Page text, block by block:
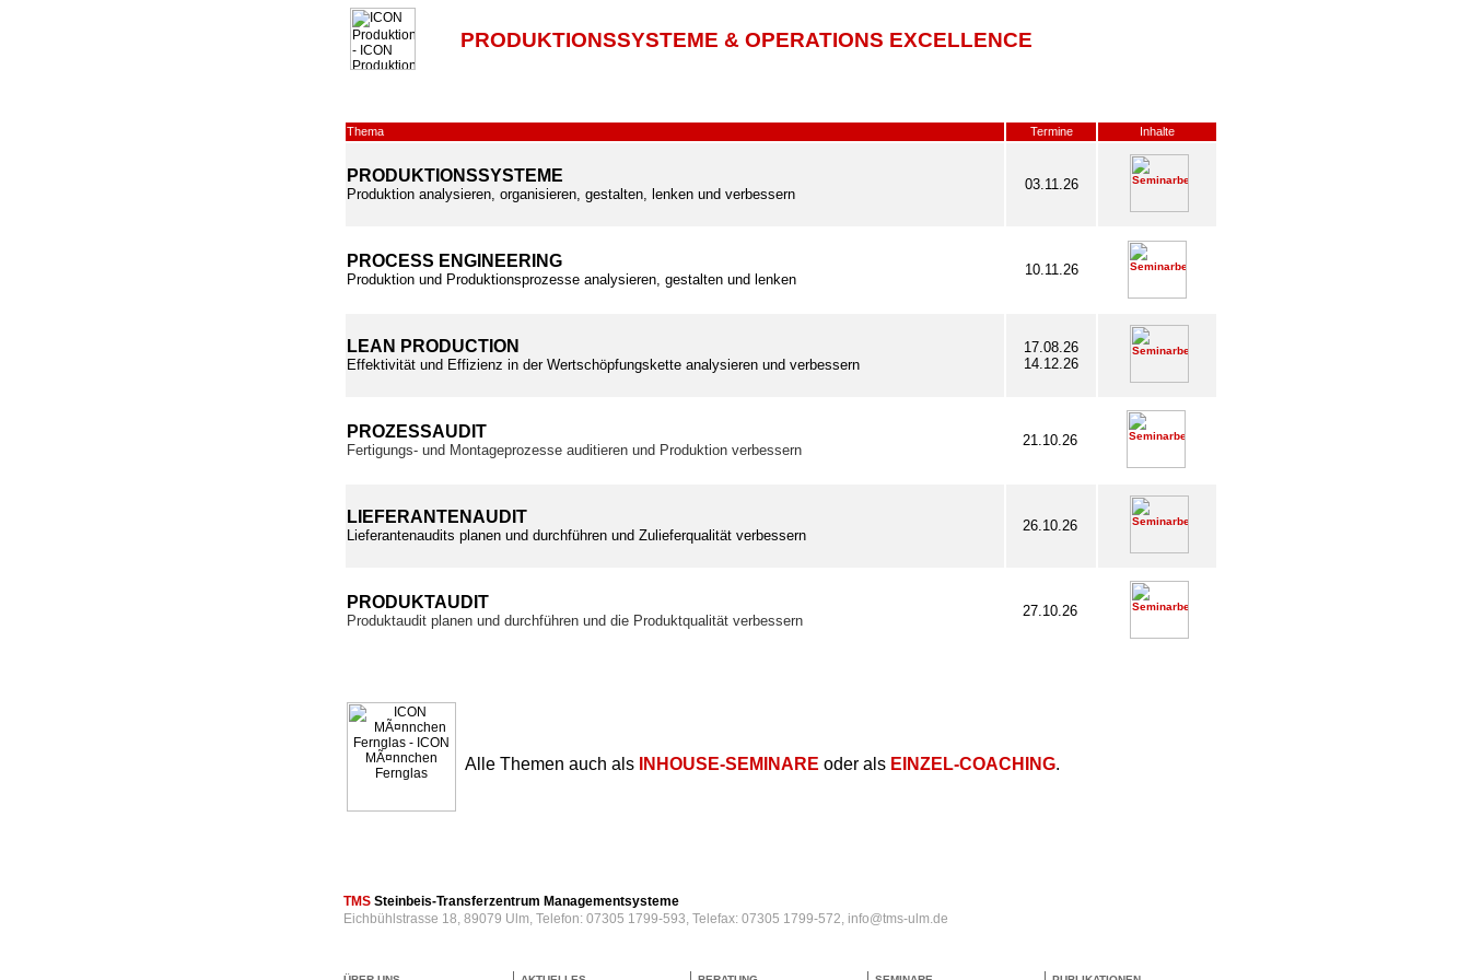
PRODUKTIONSSYSTEME & OPERATIONS EXCELLENCE
Thema Termine Inhalte
PRODUKTIONSSYSTEME
Produktion analysieren, organisieren, gestalten, lenken und verbessern
03.11.26
PROCESS ENGINEERING
Produktion und Produktionsprozesse analysieren, gestalten und lenken
10.11.26
LEAN PRODUCTION
Effektivität und Effizienz in der Wertschöpfungskette analysieren und verbessern
17.08.26
14.12.26
PROZESSAUDIT
Fertigungs- und Montageprozesse auditieren und Produktion verbessern
21.10.26
LIEFERANTENAUDIT
Lieferantenaudits planen und durchführen und Zulieferqualität verbessern
26.10.26
PRODUKTAUDIT
Produktaudit planen und durchführen und die Produktqualität verbessern
27.10.26
Alle Themen auch als INHOUSE-SEMINARE oder als EINZEL-COACHING.
TMS Steinbeis-Transferzentrum Managementsysteme
Eichbühlstrasse 18, 89079 Ulm, Telefon: 07305 1799-593, Telefax: 07305 1799-572, info@tms-ulm.de